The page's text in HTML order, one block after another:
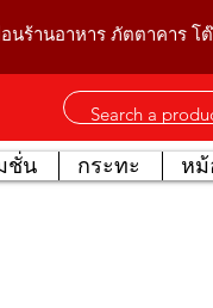
นร้านอาหาร ภัตตาคาร โ
ชั่น กระทะ หม้